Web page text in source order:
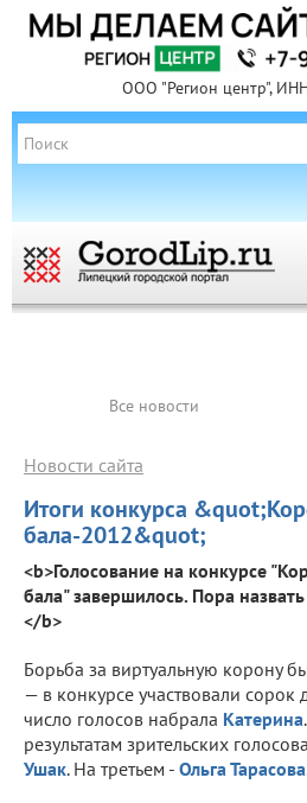
ООО "Регион центр",
Все новости
Итоги конкурса
бала-2012&quot;
Новости сайта
<b>Голосование на конкурсе
бала" завершилось. Пора
</b>
Борьба за виртуальную корону
— в конкурсе участвовали
число голосов набрала Катерина
результатам зрительских
Ушак. На третьем - Ольга Тарасова